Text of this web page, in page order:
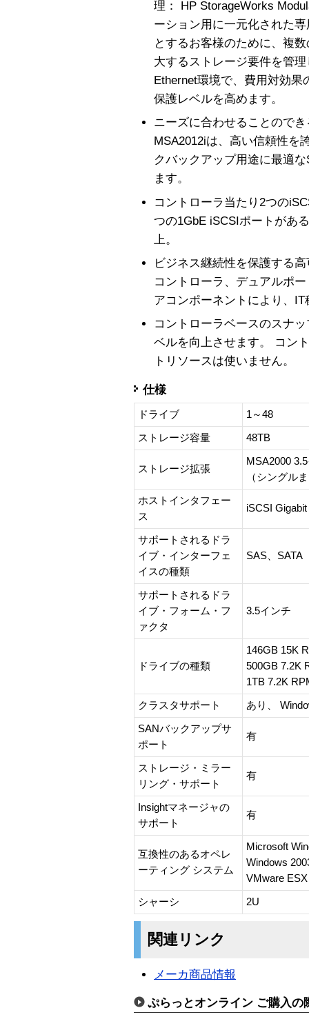
理： HP StorageWorks
ーション用に一元化された
とするお客様のために、複
大するストレージ要件を管
Ethernet環境で、費用対効
保護レベルを高めます。
ニーズに合わせることので
MSA2012iは、高い信頼性を
クバックアップ用途に最適
ます。
コントローラ当たり2つの
つの1GbE iSCSIポートがあ
上。
ビジネス継続性を保護する
コントローラ、デュアルポ
アコンポーネントにより、
コントローラベースのスナ
ベルを向上させます。 コン
トリソースは使いません。
仕様
ドライブ 1～48
ストレージ容量 48TB
ストレージ拡張
MSA2000
（シングル
ホストインタフェー
ス
iSCSI
サポートされるドラ
イブ・インターフェ
イスの種類
SAS、SATA
サポートされるドラ
イブ・フォーム・フ
ァクタ
3.5インチ
ドライブの種類
146GB 15K
500GB 7.2K
1TB 7.2K
クラスタサポート あり、
SANバックアップサ
ポート
有
ストレージ・ミラー
リング・サポート
有
Insightマネージャの
サポート
有
互換性のあるオペレ
ーティング システム
Microsoft
Windows
VMware
シャーシ 2U
関連リンク
メーカ商品情報
ぷらっとオンライン ご購入の